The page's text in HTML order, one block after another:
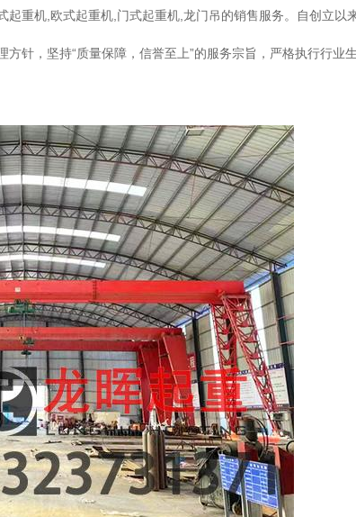
起重机,欧式起重机,门式起重机,龙门吊的销售服务。自创立以
针，坚持“质量保障，信誉至上”的服务宗旨，严格执行行业